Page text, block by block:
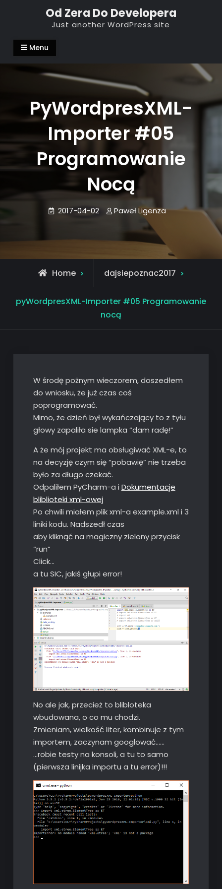
Od Zera Do Developera
Just another WordPress site
Menu
PyWordpresXML-
Importer #05
Programowanie
Nocą
2017-04-02 Paweł Ligenza
Home dajsiepoznac2017
pyWordpresXML-Importer #05 Programowanie
nocą
W środę pożnym wieczorem, doszedłem
do wniosku, że już czas coś
poprogramować.
Mimo, że dzień był wykańczający to z tyłu
głowy zapaliła sie lampka “dam radę!”
A że mój projekt ma obsługiwać XML-e, to
na decyzję czym się “pobawię” nie trzeba
było za długo czekać.
Odpaliłem PyCharm-a i Dokumentacje
bliblioteki xml-owej
Po chwili miałem plik xml-a example.xml i 3
liniki kodu. Nadszedł czas
aby kliknąć na magiczny zielony przycisk
“run”
Click…
a tu SIC, jakiś głupi error!
No ale jak, przecież to blibloteka
wbudowana, o co mu chodzi.
Zmieniam, wielkość liter, kombinuje z tym
importem, zaczynam googlować……
…robie testy na konsoli, a tu to samo
(pierwsza linijka importu a tu error)!!!